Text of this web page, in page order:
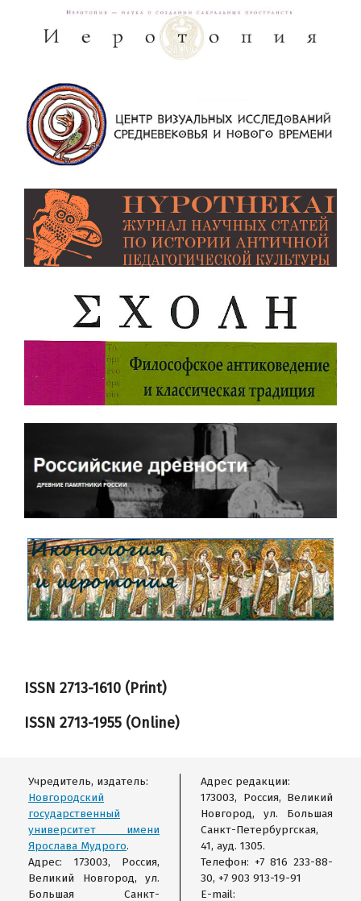
ISSN 2713-1610 (Print)
ISSN 2713-1955 (Online)
Учредитель, издатель:
Новгородский
государственный
университет имени
Ярослава Мудрого.
Адрес: 173003, Россия,
Великий Новгород, ул.
Большая Санкт-
Адрес редакции:
173003, Россия, Великий
Новгород, ул. Большая
Санкт-Петербургская,
41, ауд. 1305.
Телефон: +7 816 233-88-
30, +7 903 913-19-91
E-mail: